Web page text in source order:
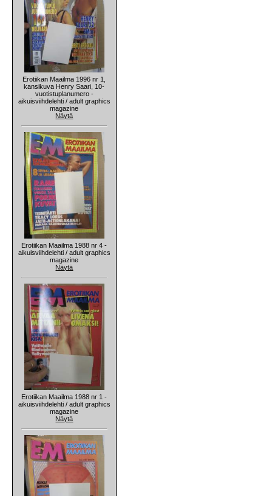
Erotiikan Maailma 1996 nr 1,
kansikuva Henry Saari, 10-
vuotistuplanumero -
aikuisviihdelehti / adult graphics
magazine
Näytä
Erotiikan Maailma 1988 nr 4 -
aikuisviihdelehti / adult graphics
magazine
Näytä
Erotiikan Maailma 1988 nr 1 -
aikuisviihdelehti / adult graphics
magazine
Näytä